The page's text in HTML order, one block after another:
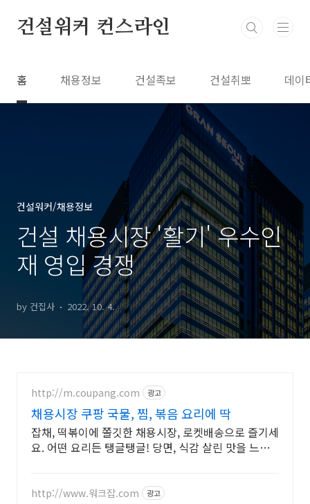
건설워커 컨스라인
홈 채용정보 건설족보 건설취뽀 데이
건설워커/채용정보
건설 채용시장 '활기' 우수인
재 영입 경쟁
by 건집사 2022. 10. 4.
http://m.coupang.com 광고
채용시장 쿠팡 국물, 찜, 볶음 요리에 딱
잡채, 떡볶이에 쫄깃한 채용시장, 로켓배송으로 즐기세
요. 어떤 요리든 탱글탱글! 당면, 식감 살린 맛을 느껴
http://www.워크잡.com 광고